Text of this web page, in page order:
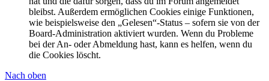
bleibst. Außerdem ermöglichen Cookies einige Funktionen,
wie beispielsweise den „Gelesen“-Status – sofern sie von der
Board-Administration aktiviert wurden. Wenn du Probleme
bei der An- oder Abmeldung hast, kann es helfen, wenn du
die Cookies löscht.
Nach oben